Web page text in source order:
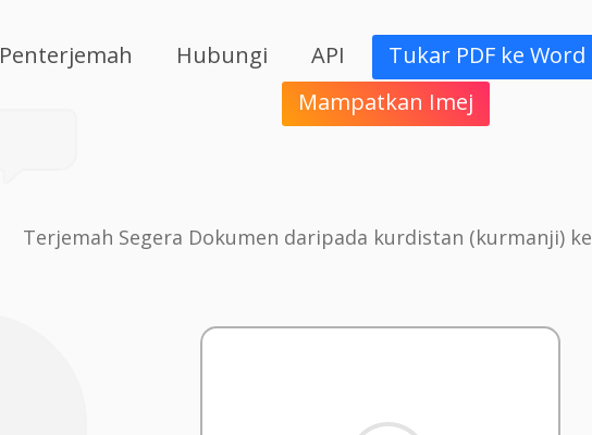
Penterjemah Hubungi API Tukar PDF ke Word
Mampatkan Imej
Terjemah Segera Dokumen daripada kurdistan (kurmanji)